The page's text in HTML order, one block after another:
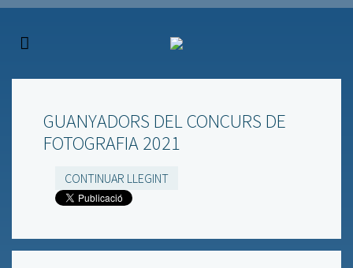
GUANYADORS DEL CONCURS DE
FOTOGRAFIA 2021
CONTINUAR LLEGINT